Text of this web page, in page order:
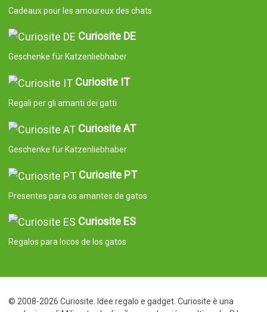
Cadeaux pour les amoureux des chats
Curiosite DE
Geschenke für Katzenliebhaber
Curiosite IT
Regali per gli amanti dei gatti
Curiosite AT
Geschenke für Katzenliebhaber
Curiosite PT
Presentes para os amantes de gatos
Curiosite ES
Regalos para locos de los gatos
© 2008-2026 Curiosite. Idee regalo e gadget. Curiosite è una